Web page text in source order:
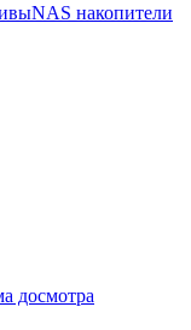
NAS накопители
досмотра